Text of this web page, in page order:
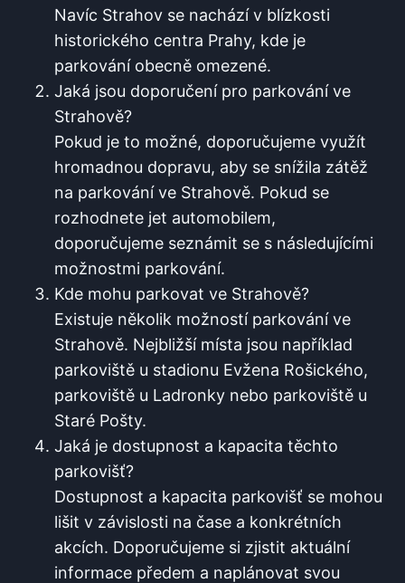
Navíc Strahov se nachází ‍v blízkosti
historického centra Prahy, kde je
parkování obecně omezené.
Jaká jsou doporučení pro parkování‍ ve​
Strahově?
Pokud je to možné, doporučujeme využít
hromadnou dopravu, aby se snížila zátěž
na parkování ve ‌Strahově. Pokud se
rozhodnete‍ jet automobilem,⁢
doporučujeme ‍seznámit se ⁤s následujícími
možnostmi parkování.
Kde mohu parkovat ve Strahově?
Existuje několik možností parkování ve
Strahově. Nejbližší ⁤místa‍ jsou například
parkoviště‌ u⁣ stadionu Evžena Rošického,
parkoviště u Ladronky nebo parkoviště u
Staré ‌Pošty.
Jaká je dostupnost a ⁣kapacita těchto
parkovišť?
Dostupnost a kapacita⁤ parkovišť ⁣se ​mohou
lišit v závislosti na čase a konkrétních‍
akcích.⁣ Doporučujeme si zjistit aktuální
informace předem‍ a naplánovat svou